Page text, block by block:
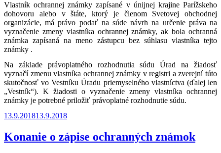
Vlastník ochrannej známky zapísané v únijnej krajine Parížskeho
dohovoru alebo v štáte, ktorý je členom Svetovej obchodnej
organizácie, má právo podať na súde návrh na určenie práva na
vyznačenie zmeny vlastníka ochrannej známky, ak bola ochranná
známka zapísaná na meno zástupcu bez súhlasu vlastníka tejto
známky .
Na základe právoplatného rozhodnutia súdu Úrad na žiadosť
vyznačí zmenu vlastníka ochrannej známky v registri a zverejní túto
skutočnosť vo Vestníku Úradu priemyselného vlastníctva (ďalej len
„Vestník“). K žiadosti o vyznačenie zmeny vlastníka ochrannej
známky je potrebné priložiť právoplatné rozhodnutie súdu.
Publikované
13.9.201813.9.2018
Konanie o zápise ochranných známok